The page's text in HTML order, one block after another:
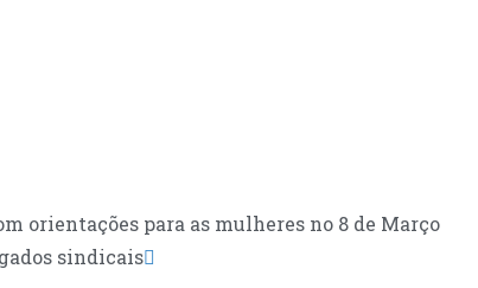
orientações para as mulheres no 8 de Março
sindicais